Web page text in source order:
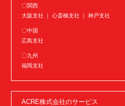
〇関西
大阪支社 ｜ 心斎橋支社 ｜ 神戸支社
〇中国
広島支社
〇九州
福岡支社
ACRE株式会社のサービス